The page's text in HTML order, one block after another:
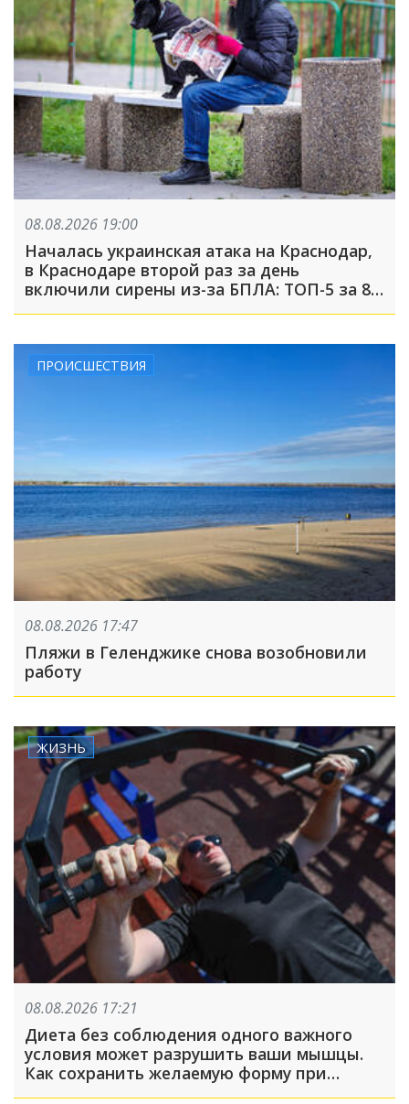
08.08.2026 19:00
Началась украинская атака на Краснодар,
в Краснодаре второй раз за день
включили сирены из-за БПЛА: ТОП-5 за 8
ПРОИСШЕСТВИЯ
08.08.2026 17:47
Пляжи в Геленджике снова возобновили
работу
ЖИЗНЬ
08.08.2026 17:21
Диета без соблюдения одного важного
условия может разрушить ваши мышцы.
Как сохранить желаемую форму при
похудении?